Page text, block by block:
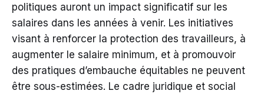
politiques auront un impact significatif sur les
salaires dans les années à venir. Les initiatives
visant à renforcer la protection des travailleurs, à
augmenter le salaire minimum, et à promouvoir
des pratiques d’embauche équitables ne peuvent
être sous-estimées. Le cadre juridique et social